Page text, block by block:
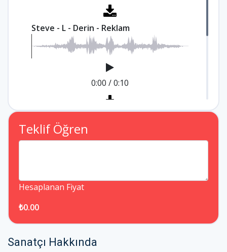
Steve - L - Derin - Reklam
0:00 /0:10
Teklif Öğren
Hesaplanan Fiyat
₺0.00
Sanatçı Hakkında